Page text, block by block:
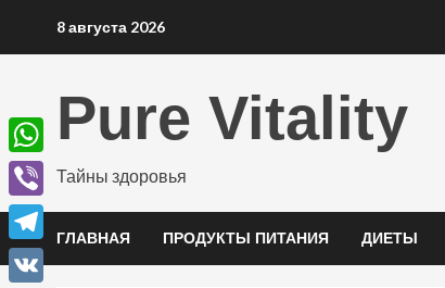
8 августа 2026
Pure Vitality
Тайны здоровья
ГЛАВНАЯ ПРОДУКТЫ ПИТАНИЯ ДИЕТЫ
WhatsApp
Viber
Telegram